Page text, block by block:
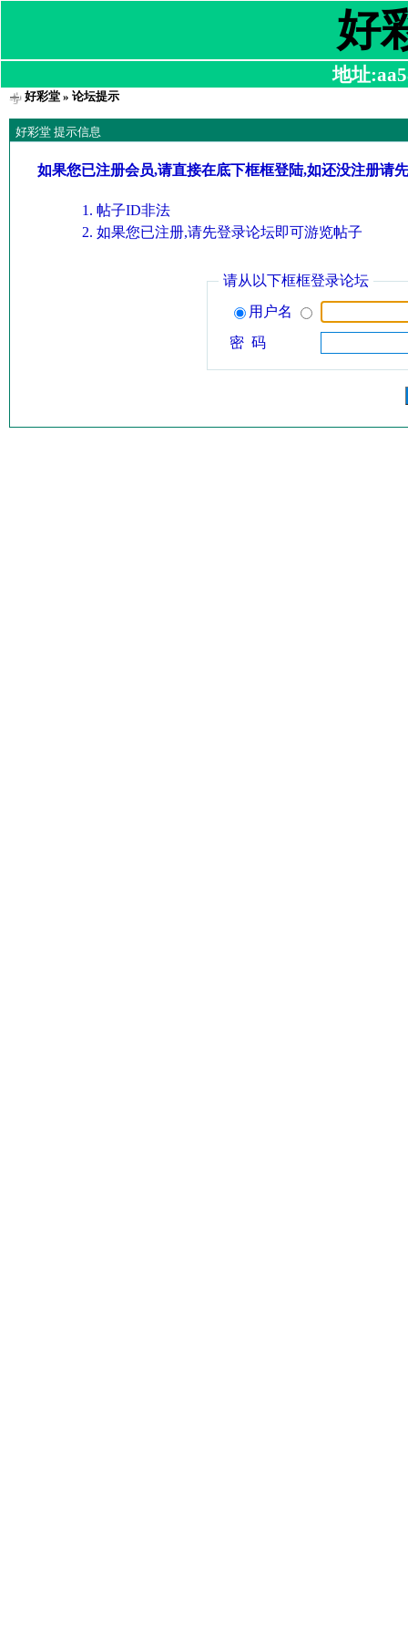
好
地址
好彩堂» 论坛提示
好彩堂 提示信息
如果您已注册会员,请直接在底下框框登陆,如还没注册请
帖子ID非法
如果您已注册,请先登录论坛即可游览帖子
请从以下框框登录论坛
用户名
密 码